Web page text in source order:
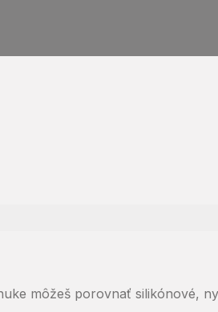
môžeš porovnať silikónové,